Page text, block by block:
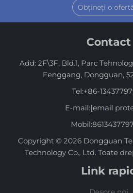
Obțineți o
Contact
Add: 2F\3F, Bld.1, Parc
Fenggang, Dongguan,
Tel:+86-
E-mail:[email
Mobil:
Copyright © 2026 Dongguan
Technology Co., Ltd. Toate
Link